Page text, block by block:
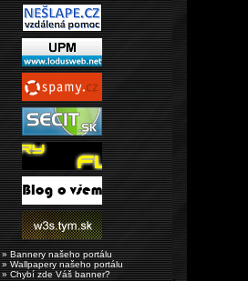
» Bannery našeho portálu
» Wallpapery našeho portálu
» Chybí zde Váš banner?